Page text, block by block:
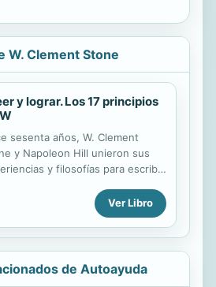
W. Clement Stone
y lograr. Los 17 principios
sesenta años, W. Clement
y Napoleon Hill unieron sus
y filosofías para escribir
una actitud mental positiva.
fórmula se convirtió en la base
de casi toda la literatura
moderna y sus
todavía son válidos y
aplicándose día a día. Este
Ver Libro
de Autoayuda